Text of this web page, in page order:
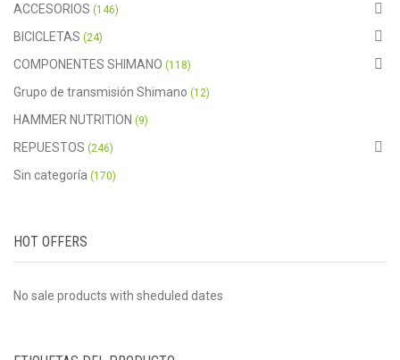
ACCESORIOS (146)
BICICLETAS (24)
COMPONENTES SHIMANO (118)
Grupo de transmisión Shimano (12)
HAMMER NUTRITION (9)
REPUESTOS (246)
Sin categoría (170)
HOT OFFERS
No sale products with sheduled dates